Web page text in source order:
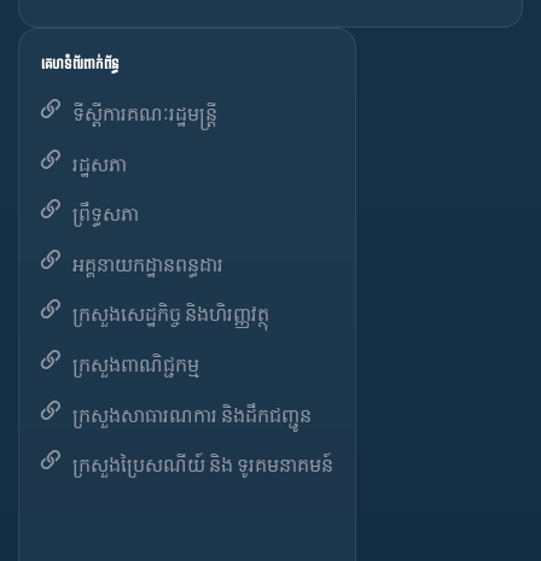
គេហទំព័រពាក់ព័ន្ធ
ទីស្តីការគណៈរដ្ឋមន្ត្រី
រដ្ឋសភា
ព្រឹទ្ធសភា
អគ្គនាយកដ្ឋានពន្ធដារ
ក្រសួងសេដ្ឋកិច្ច និងហិរញ្ញវត្ថុ
ក្រសួងពាណិជ្ជកម្ម
ក្រសួងសាធារណការ និងដឹកជញ្ជូន
ក្រសួងប្រៃសណីយ៍ និង ទូរគមនាគមន៍